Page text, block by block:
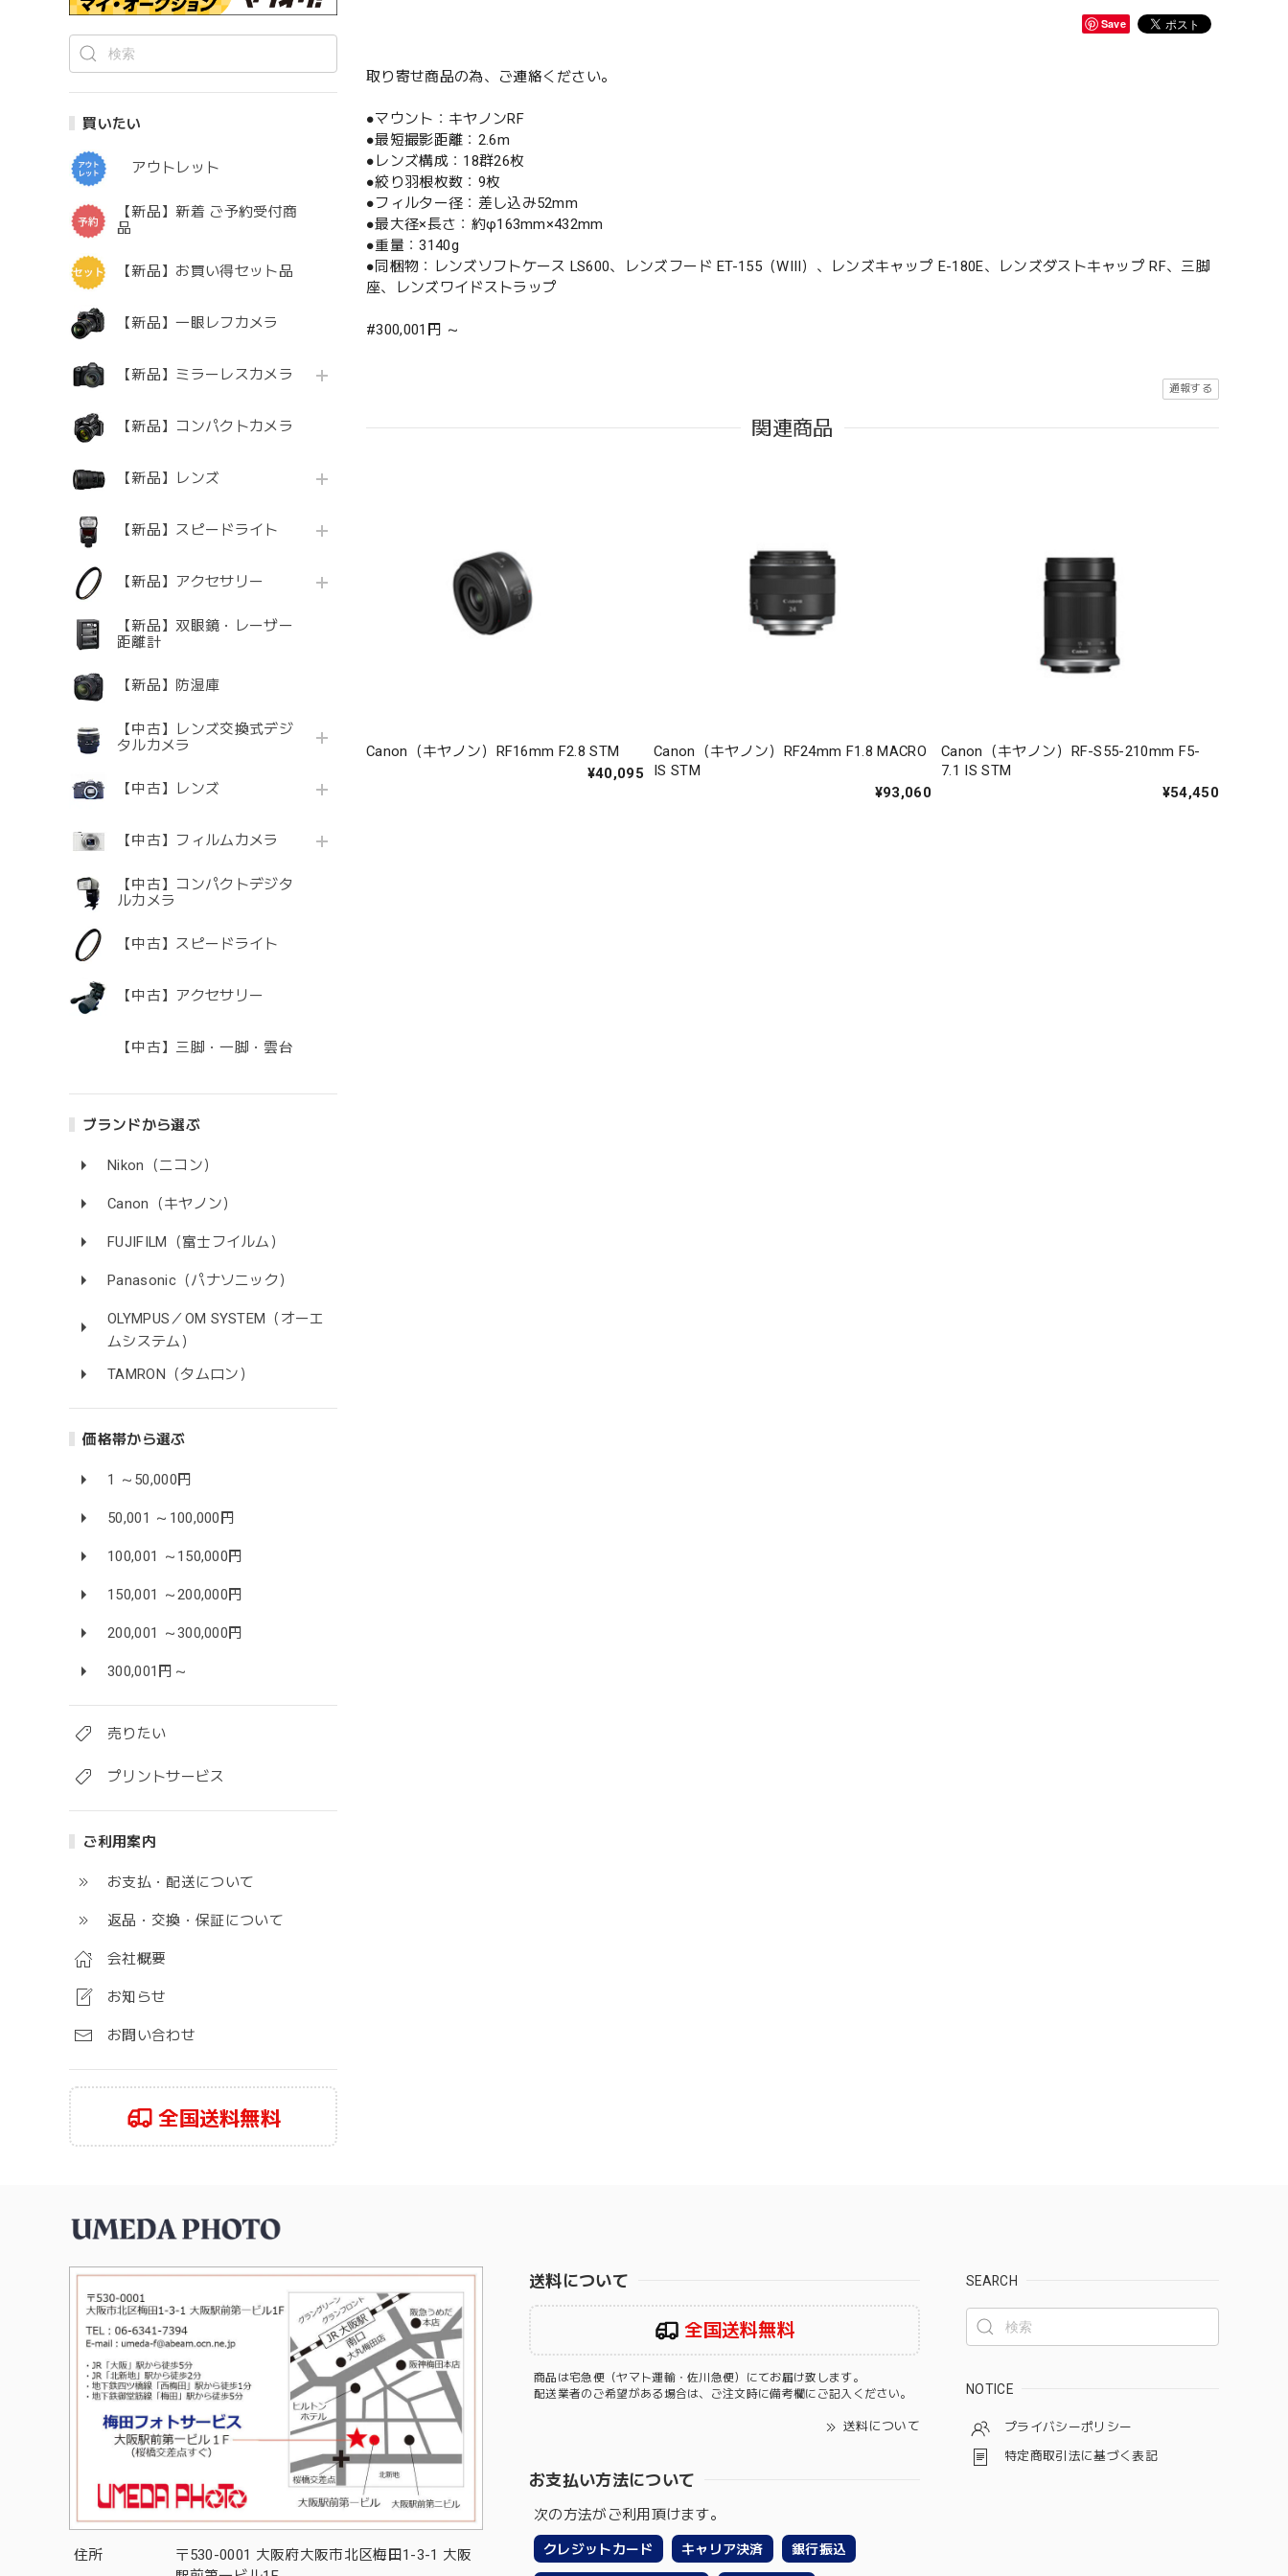
買いたい
アウトレット
【新品】新着 ご予約受付商
品
【新品】お買い得セット品
【新品】一眼レフカメラ
【新品】ミラーレスカメラ
【新品】コンパクトカメラ
【新品】レンズ
【新品】スピードライト
【新品】アクセサリー
【新品】双眼鏡・レーザー
距離計
【新品】防湿庫
【中古】レンズ交換式デジ
タルカメラ
【中古】レンズ
【中古】フィルムカメラ
【中古】コンパクトデジタ
ルカメラ
【中古】スピードライト
【中古】アクセサリー
【中古】三脚・一脚・雲台
ブランドから選ぶ
Nikon（ニコン）
Canon（キヤノン）
FUJIFILM（富士フイルム）
Panasonic（パナソニック）
OLYMPUS／OM SYSTEM（オーエ
ムシステム）
TAMRON（タムロン）
価格帯から選ぶ
1 ～50,000円
50,001 ～100,000円
100,001 ～150,000円
150,001 ～200,000円
200,001 ～300,000円
300,001円～
売りたい
プリントサービス
ご利用案内
お支払・配送について
返品・交換・保証について
会社概要
お知らせ
お問い合わせ
全国送料無料
Save
取り寄せ商品の為、ご連絡ください。
●マウント：キヤノンRF
●最短撮影距離：2.6m
●レンズ構成：18群26枚
●絞り羽根枚数：9枚
●フィルター径：差し込み52mm
●最大径×長さ：約φ163mm×432mm
●重量：3140g
●同梱物：レンズソフトケース LS600、レンズフード ET-155（WIII）、レンズキャップ E-180E、レンズダストキャップ RF、三脚
座、レンズワイドストラップ
#300,001円 ～
通報する
関連商品
Canon（キヤノン）RF16mm F2.8 STM
¥40,095
Canon（キヤノン）RF24mm F1.8 MACRO
IS STM
¥93,060
Canon（キヤノン）RF-S55-210mm F5-
7.1 IS STM
¥54,450
住所
〒530-0001 大阪府大阪市北区梅田1-3-1 大阪
送料について
全国送料無料
商品は宅急便（ヤマト運輸・佐川急便）にてお届け致します。
配送業者のご希望がある場合は、ご注文時に備考欄にご記入ください。
送料について
お支払い方法について
次の方法がご利用頂けます。
クレジットカード キャリア決済 銀行振込
SEARCH
NOTICE
プライバシーポリシー
特定商取引法に基づく表記